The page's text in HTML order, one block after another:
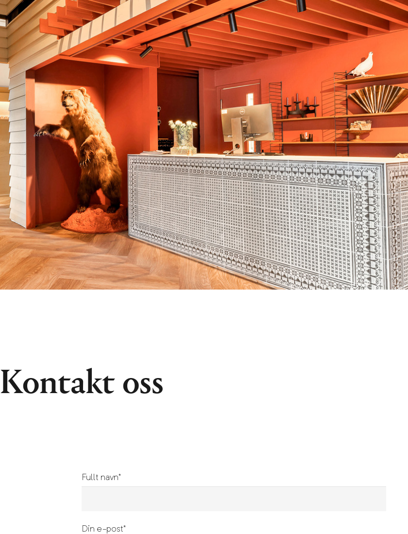
Kontakt oss
Fullt navn*
Din e-post*